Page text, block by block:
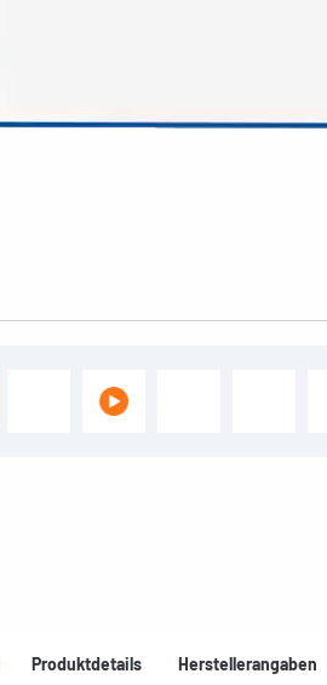
Produktdetails Herstellerangaben